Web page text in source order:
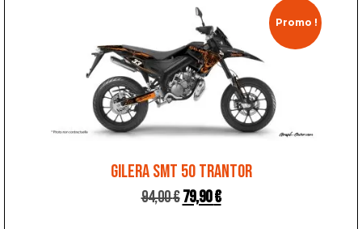
Promo !
GILERA SMT 50 TRANTOR
94,00€79,90€